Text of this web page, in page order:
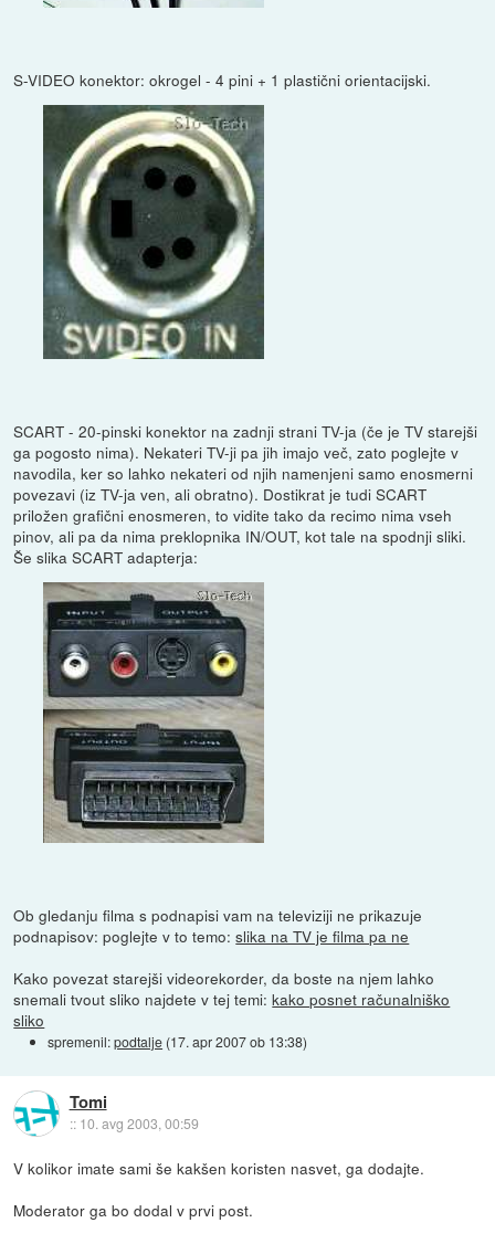
S-VIDEO konektor: okrogel - 4 pini + 1 plastični orientacijski.
SCART - 20-pinski konektor na zadnji strani TV-ja (če je TV starejši
ga pogosto nima). Nekateri TV-ji pa jih imajo več, zato poglejte v
navodila, ker so lahko nekateri od njih namenjeni samo enosmerni
povezavi (iz TV-ja ven, ali obratno). Dostikrat je tudi SCART
priložen grafični enosmeren, to vidite tako da recimo nima vseh
pinov, ali pa da nima preklopnika IN/OUT, kot tale na spodnji sliki.
Še slika SCART adapterja:
Ob gledanju filma s podnapisi vam na televiziji ne prikazuje
podnapisov: poglejte v to temo:slika na TV je filma pa ne
Kako povezat starejši videorekorder, da boste na njem lahko
snemali tvout sliko najdete v tej temi:kako posnet računalniško
sliko
spremenil:podtalje (17. apr 2007 ob 13:38)
Tomi
:: 10. avg 2003, 00:59
V kolikor imate sami še kakšen koristen nasvet, ga dodajte.
Moderator ga bo dodal v prvi post.